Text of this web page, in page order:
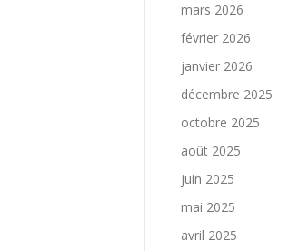
mars 2026
février 2026
janvier 2026
décembre 2025
octobre 2025
août 2025
juin 2025
mai 2025
avril 2025